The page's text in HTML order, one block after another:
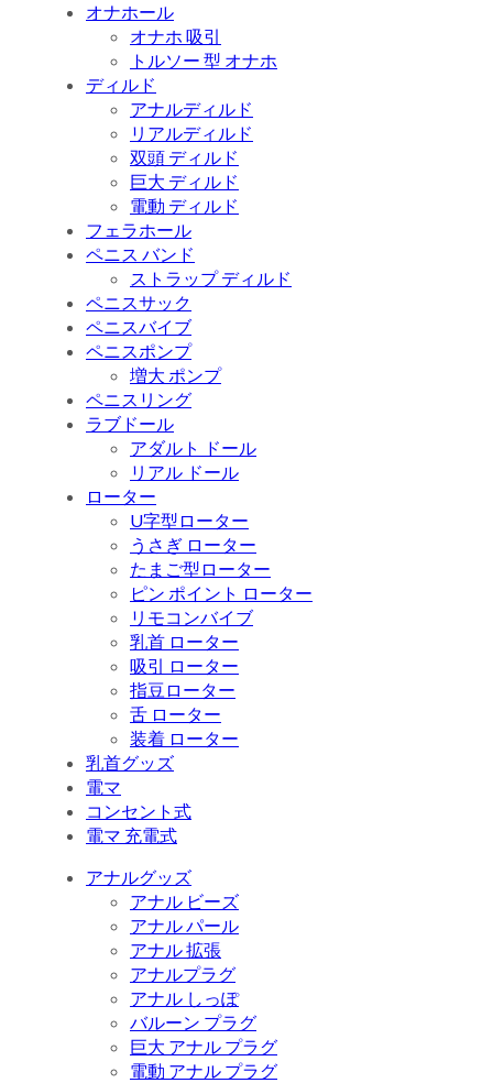
オナホール
オナホ 吸引
トルソー 型 オナホ
ディルド
アナルディルド
リアルディルド
双頭 ディルド
巨大 ディルド
電動 ディルド
フェラホール
ペニス バンド
ストラップ ディルド
ペニスサック
ペニスバイブ
ペニスポンプ
増大 ポンプ
ペニスリング
ラブドール
アダルト ドール
リアル ドール
ローター
U字型ローター
うさぎ ローター
たまご型ローター
ピン ポイント ローター
リモコンバイブ
乳首 ローター
吸引 ローター
指豆ローター
舌 ローター
装着 ローター
乳首グッズ
電マ
コンセント式
電マ 充電式
アナルグッズ
アナル ビーズ
アナル パール
アナル 拡張
アナルプラグ
アナル しっぽ
バルーン プラグ
巨大 アナル プラグ
電動 アナル プラグ